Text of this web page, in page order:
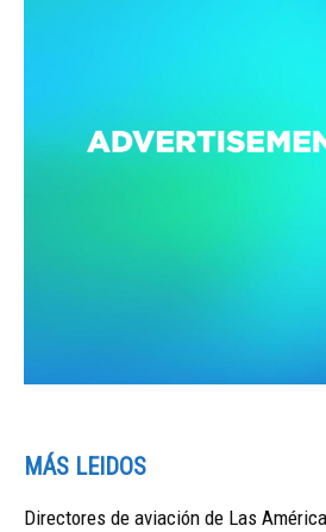
MÁS LEIDOS
Directores de aviación de Las